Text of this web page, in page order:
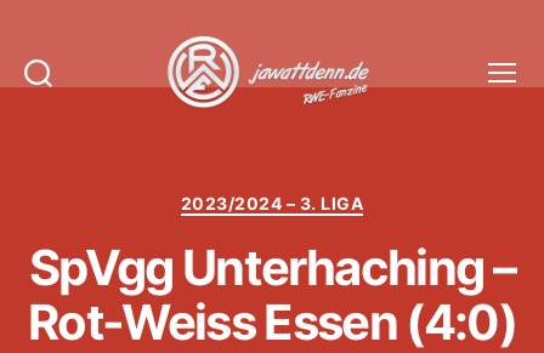
Kategorien
2023/2024 – 3. LIGA
SpVgg Unterhaching –
Rot-Weiss Essen (4:0)